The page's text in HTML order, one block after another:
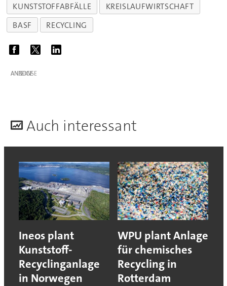
KUNSTSTOFFABFÄLLE
KREISLAUFWIRTSCHAFT
BASF
RECYCLING
ANZEIGE
Auch interessant
Ineos plant
Kunststoff-
Recyclinganlage
in Norwegen
WPU plant Anlage
für chemisches
Recycling in
Rotterdam